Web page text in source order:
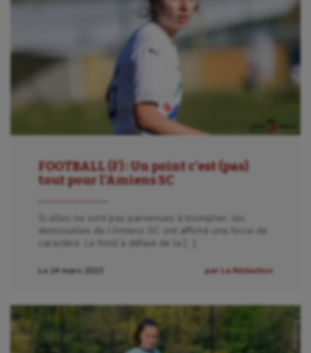
FOOTBALL (F) : Un point c’est (pas)
tout pour l’Amiens SC
Si elles ne sont pas parvenues à triompher, les
demoiselles de l’Amiens SC ont affiché une force de
caractère. Le fond à défaut de la […]
Le 24 mars 2022 par La Rédaction